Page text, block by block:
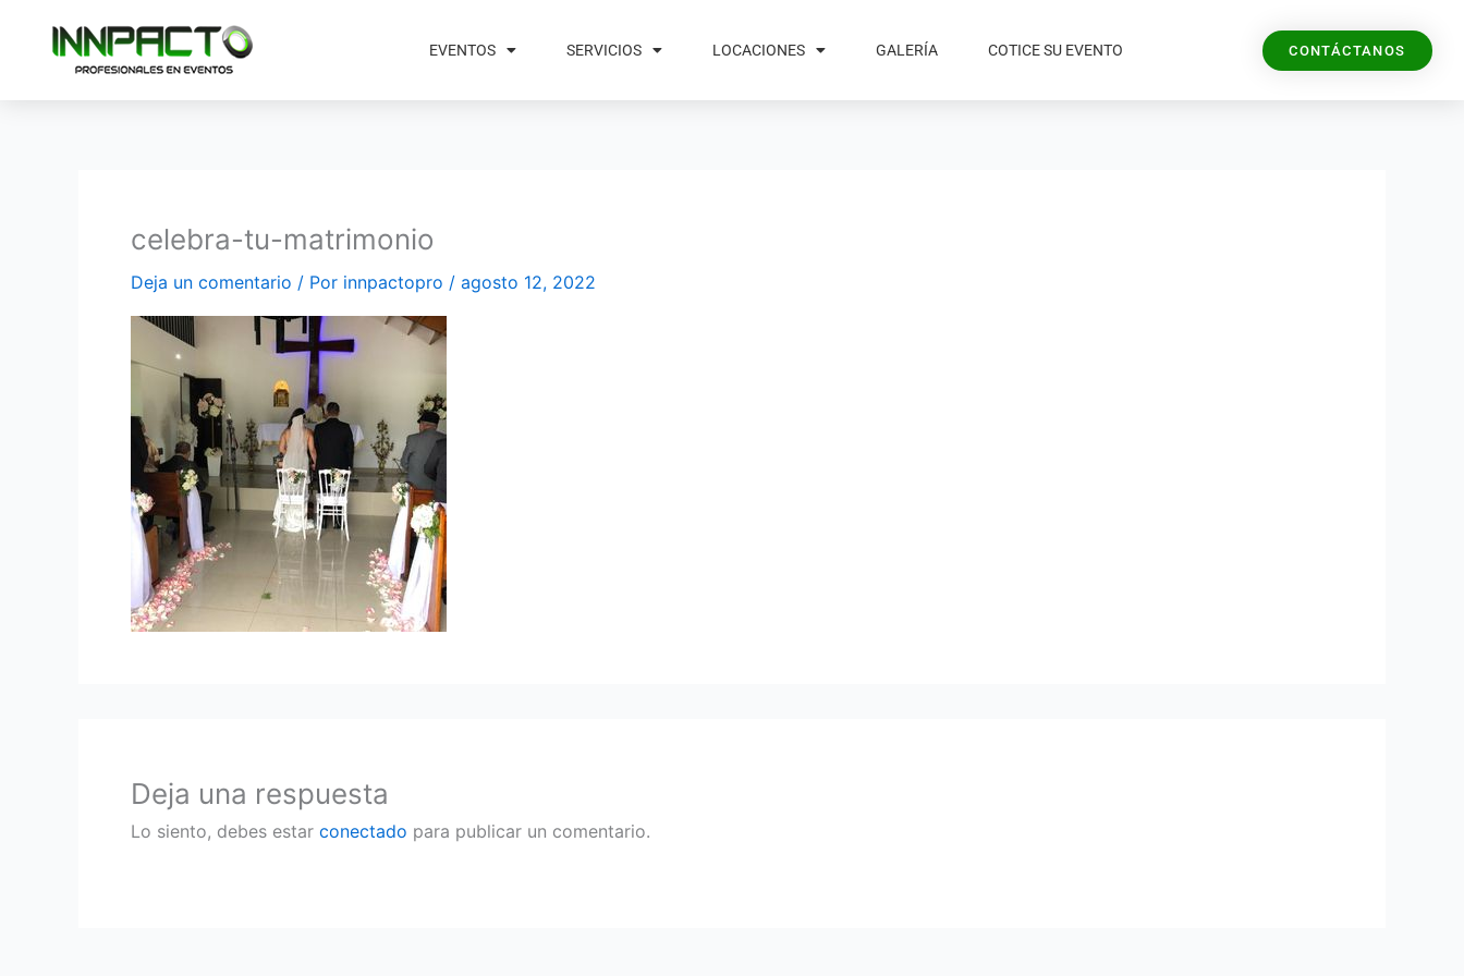
contenido
EVENTOS SERVICIOS LOCACIONES GALERÍA COTICE SU EVENTO CONTÁCTANOS
celebra-tu-matrimonio
Deja un comentario / Por innpactopro / agosto 12, 2022
Deja una respuesta
Lo siento, debes estar conectado para publicar un comentario.